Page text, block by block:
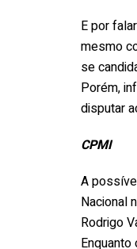
E por
mesmo
se
Porém,
disputar
CPMI
A
Nacional
Rodrigo